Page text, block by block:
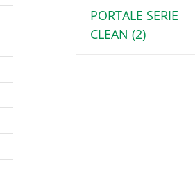
PORTALE SERIE
CLEAN (2)